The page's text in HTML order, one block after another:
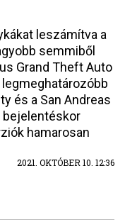
leszámítva a
semmiből
Grand Theft Auto
és a San Andreas
bejelentéskor
hamarosan
2021. OKTÓBER 10. 12:36